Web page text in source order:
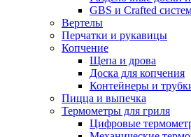
GBS и Crafted
Вертелы
Перчатки и рукавицы
Копчение
Щепа и дрова
Доска для копчения
Контейнеры и
Пицца и выпечка
Термометры для гриля
Цифровые